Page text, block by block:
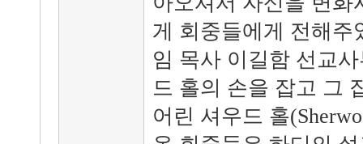
게 회중들에게 전해주
임 목사 이길함 선교
드 홀의 손을 잡고 그
어린 셔우드 홀